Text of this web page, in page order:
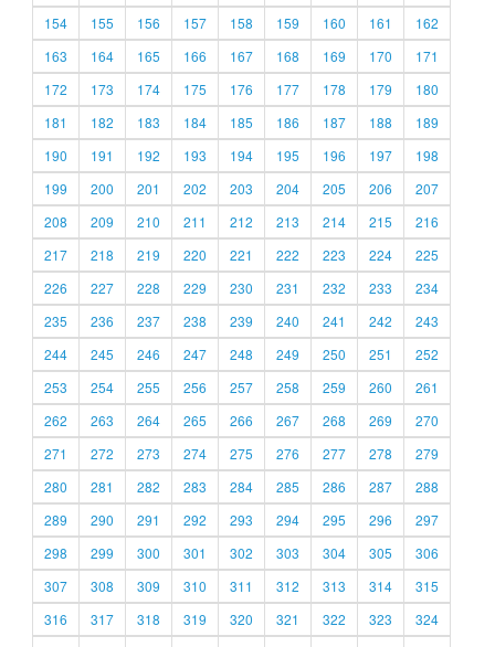
154
155 156 157 158 159 160 161
162
163
164 165 166 167 168 169 170
171
172
173 174 175 176 177 178 179
180
181
182 183 184 185 186 187 188
189
190
191 192 193 194 195 196 197
198
199
200 201 202 203 204 205 206
207
208
209 210 211 212 213 214 215
216
217
218 219 220 221 222 223 224
225
226
227 228 229 230 231 232 233
234
235
236 237 238 239 240 241 242
243
244
245 246 247 248 249 250 251
252
253
254 255 256 257 258 259 260
261
262
263 264 265 266 267 268 269
270
271
272 273 274 275 276 277 278
279
280
281 282 283 284 285 286 287
288
289
290 291 292 293 294 295 296
297
298
299 300 301 302 303 304 305
306
307
308 309 310 311 312 313 314
315
316
317 318 319 320 321 322 323
324